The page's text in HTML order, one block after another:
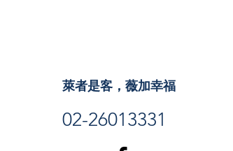
萊者是客，薇加幸福
02-26013331